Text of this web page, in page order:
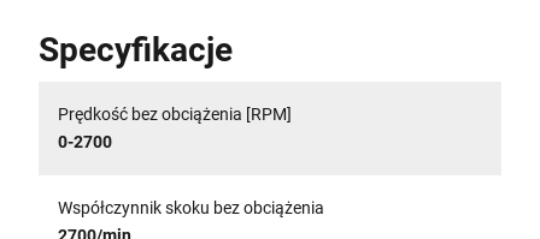
Specyfikacje
Prędkość bez obciążenia [RPM]
0-2700
Współczynnik skoku bez obciążenia